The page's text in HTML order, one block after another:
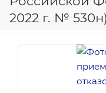
2022 г. №